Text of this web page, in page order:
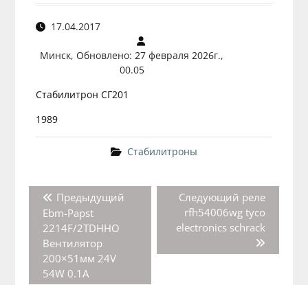
17.04.2017
Минск, Обновлено: 27 февраля 2026г.,
00.05
Стабилитрон СГ201
1989
Стабилитроны
записям
Предыдущий Предыдущая
Ebm-Papst
2214F/2TDHHO
Вентилятор
200×51мм 24V
54W 0.1A
Следующий Следующая
запись:
реле
rfh54006wg tyco
electronics schrack